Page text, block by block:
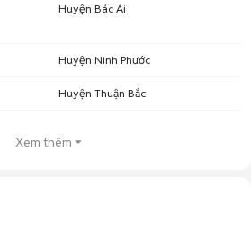
Huyện Bác Ái
Huyện Ninh Phước
Huyện Thuận Bắc
Xem thêm